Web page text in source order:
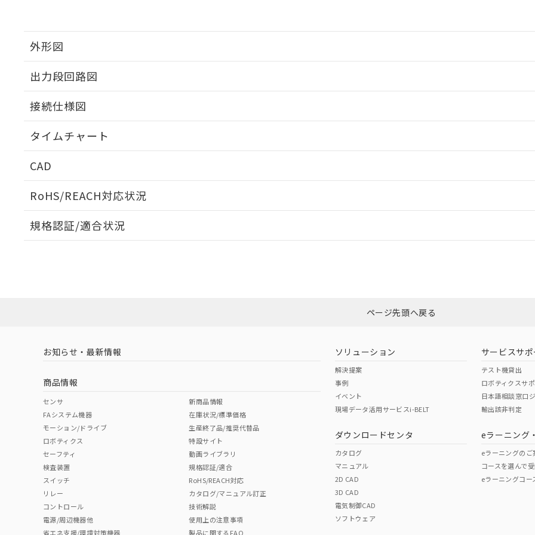
外形図
出力段回路図
接続仕様図
タイムチャート
CAD
RoHS/REACH対応状況
EU RoHS 注意事項・凡例
ダウンロードはこちら
中国 RoHS 注意事項・凡例
中国 RoHS表
Pb Hg Cr(VI)
"対応済み"や非含有の記載がされた商品であっても、流通在庫等で未対応品が混在する可能性があります。
非含有品が必要な際は、弊社営業部門もしくは販売店へお問い合わせください。
規格認証/適合状況
（イギリス
（ノルウェー
（日本
（アメリカ
この製品の規格認証/適合
その他の認証はこちらのページからご
ページ先頭へ戻る
お知らせ・最新情報
商品情報
センサ
FAシステム機器
モーション/ドライブ
ロボティクス
セーフティ
検査装置
スイッチ
リレー
コントロール
電源/周辺機器他
省エネ支援/環境対策機器
新商品情報
在庫状況/標準価格
生産終了品/推奨代替品
特設サイト
動画ライブラリ
規格認証/適合
RoHS/REACH対応
カタログ/マニュアル訂正
技術解説
使用上の注意事項
製品に関するFAQ
ソリューション
解決提案
事例
イベント
現場データ活用サービスi-BELT
ダウンロードセンタ
カタログ
マニュアル
2D CAD
3D CAD
電気制御CAD
ソフトウェア
サービスサポ
テスト機貸出
ロボティクスサ
日本語相談窓口
輸出該非判定
eラーニング
eラーニングのご
コースを選んで
eラーニングコー